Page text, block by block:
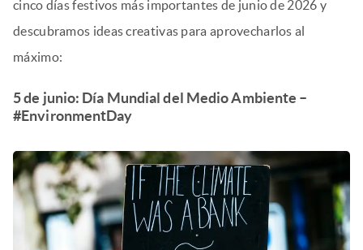
cinco días festivos más importantes de junio de 2026 y
descubramos ideas creativas para aprovecharlos al
máximo:
5 de junio: Día Mundial del Medio Ambiente –
#EnvironmentDay